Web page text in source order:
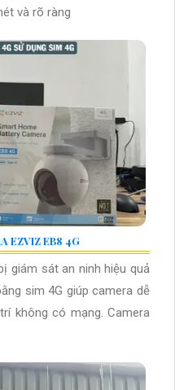
và rõ ràng
EZVIZ EB8 4G
giám sát an ninh hiệu quả
sim 4G giúp camera dễ
không có mạng. Camera